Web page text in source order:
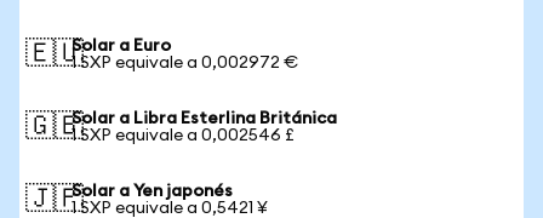
🇪🇺Solar a Euro
1 SXP equivale a 0,002972 €
🇬🇧Solar a Libra Esterlina Británica
1 SXP equivale a 0,002546 £
🇯🇵Solar a Yen japonés
1 SXP equivale a 0,5421 ¥